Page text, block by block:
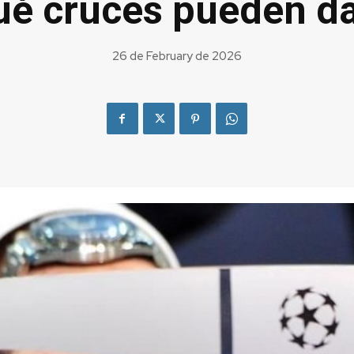
cruces pueden
26 de February de 2026